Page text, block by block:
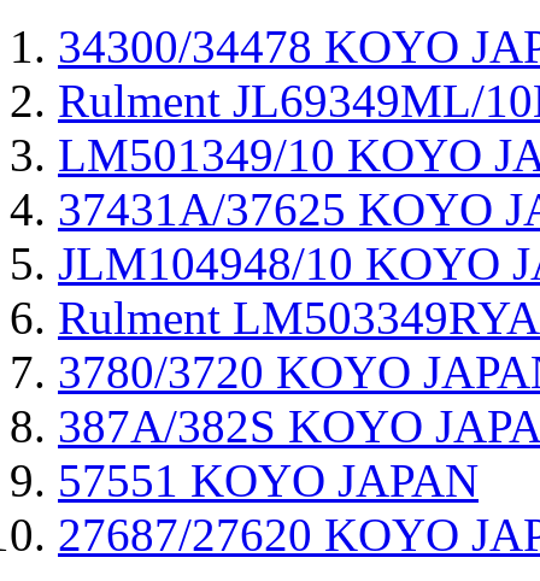
34300/34478 KOYO
Rulment JL69349ML/
LM501349/10 KOYO
37431A/37625 KOYO
JLM104948/10 KOYO
Rulment
3780/3720 KOYO
387A/382S KOYO
57551 KOYO JAPAN
27687/27620 KOYO